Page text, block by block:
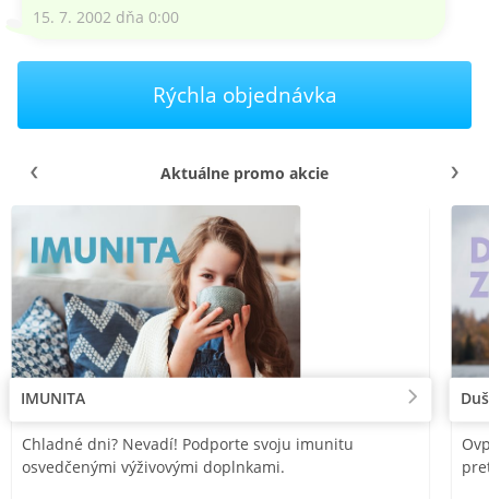
15. 7. 2002 dňa 0:00
Rýchla objednávka
Aktuálne promo akcie
IMUNITA
Chladné dni? Nevadí! Podporte svoju imunitu
osvedčenými výživovými doplnkami.